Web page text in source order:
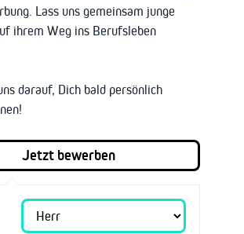
Lass uns gemeinsam junge
ihrem Weg ins Berufsleben
darauf, Dich bald persönlich